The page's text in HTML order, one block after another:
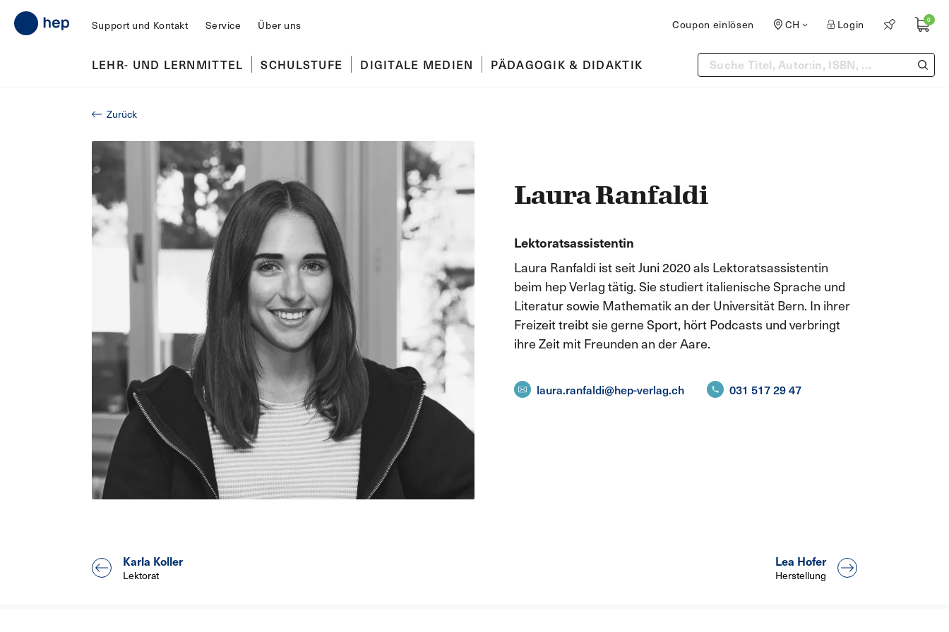
Support und Kontakt Service Über uns
LEHR- UND LERNMITTEL SCHULSTUFE DIGITALE MEDIEN PÄDAGOGIK & DIDAKTIK
Coupon einlösen CH Login 0
Zurück
Laura Ranfaldi
Lektoratsassistentin
Laura Ranfaldi ist seit Juni 2020 als Lektoratsassistentin
beim hep Verlag tätig. Sie studiert italienische Sprache und
Literatur sowie Mathematik an der Universität Bern. In ihrer
Freizeit treibt sie gerne Sport, hört Podcasts und verbringt
ihre Zeit mit Freunden an der Aare.
laura.ranfaldi@hep-verlag.ch 031 517 29 47
Karla Koller
Lektorat
Lea Hofer
Herstellung